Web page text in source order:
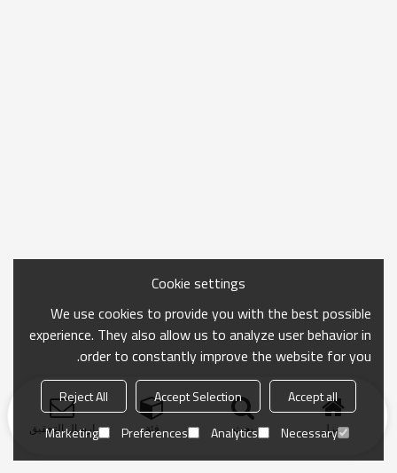
منزل بحث فئة ارسال التحقيق
Cookie settings
We use cookies to provide you with the best possible
experience. They also allow us to analyze user behavior in
order to constantly improve the website for you.
Accept all
Accept Selection
Reject All
Necessary
Analytics
Preferences
Marketing